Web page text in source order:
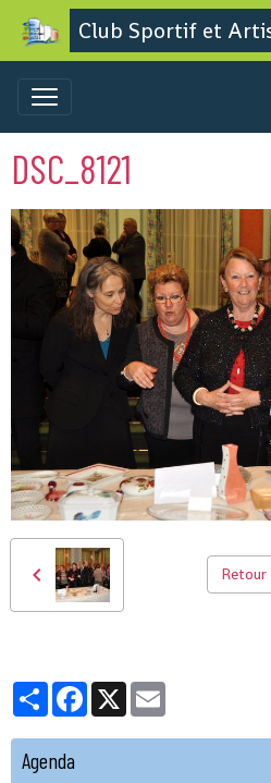
Club Sportif et
DSC_8121
Retour
PartagerFacebook
X
Agenda